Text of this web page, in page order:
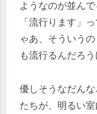
ようなのが並ん
「流行ります」
ゃあ、そういう
も流行るんだろう
優しそうなだん
たちが、明るい